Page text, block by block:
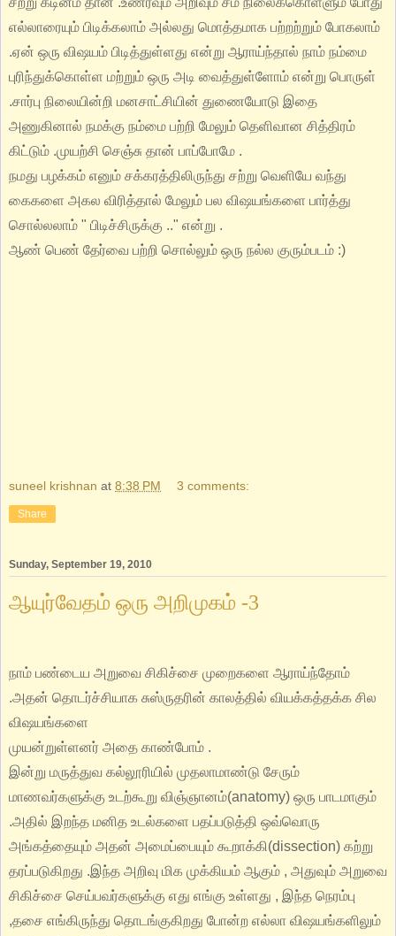
எல்லாரையும் பிடிக்கலாம் அல்லது மொத்தமாக பற்றற்றும் போகலாம்
.ஏன் ஒரு விஷயம் பிடித்துள்ளது என்று ஆராய்ந்தால் நாம் நம்மை
புரிந்துக்கொள்ள மற்றும் ஒரு அடி வைத்துள்ளோம் என்று பொருள்
.சார்பு நிலையின்றி மனசாட்சியின் துணையோடு இதை
அணுகினால் நமக்கு நம்மை பற்றி மேலும் தெளிவான சித்திரம்
கிட்டும் .முயற்சி செஞ்சு தான் பாப்போமே .
நமது பழக்கம் எனும் சக்கரத்திலிருந்து சற்று வெளியே வந்து
கைகளை அகல விரித்தால் மேலும் பல விஷயங்களை பார்த்து
சொல்லலாம் " பிடிச்சிருக்கு .." என்று .
ஆண் பெண் தேர்வை பற்றி சொல்லும் ஒரு நல்ல குரும்படம் :)
suneel krishnan at 8:38 PM 3 comments:
Share
Sunday, September 19, 2010
ஆயுர்வேதம் ஒரு அறிமுகம் -3
நாம் பண்டைய அறுவை சிகிச்சை முறைகளை ஆராய்ந்தோம்
.அதன் தொடர்ச்சியாக சுஸ்ருதரின் காலத்தில் வியக்கத்தக்க சில
விஷயங்களை
முயன்றுள்ளனர் அதை காண்போம் .
இன்று மருத்துவ கல்லூரியில் முதலாமாண்டு சேரும்
மாணவர்களுக்கு உடற்கூறு விஞ்ஞானம்(anatomy) ஒரு பாடமாகும்
.அதில் இறந்த மனித உடல்களை பதப்படுத்தி ஒவ்வொரு
அங்கத்தையும் அதன் அமைப்பையும் கூறாக்கி(dissection) கற்று
தரப்படுகிறது .இந்த அறிவு மிக முக்கியம் ஆகும் , அதுவும் அறுவை
சிகிச்சை செய்பவர்களுக்கு எது எங்கு உள்ளது , இந்த நெரம்பு
,தசை எங்கிருந்து தொடங்குகிறது போன்ற எல்லா விஷயங்களிலும்